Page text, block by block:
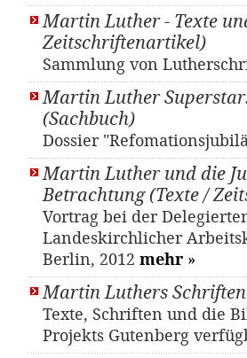
Martin Luther - Texte
Zeitschriftenartikel)
Sammlung von
Martin Luther
(Sachbuch)
Dossier
Martin Luther und die
Betrachtung (Texte /
Vortrag bei der
Landeskirchlicher
Berlin, 2012 mehr »
Martin Luthers
Texte, Schriften und die
Projekts Gutenberg